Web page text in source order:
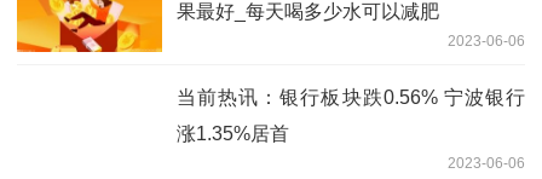
果最好_每天喝多少水可以减肥
2023-06-06
当前热讯：银行板块跌0.56% 宁波银行
涨1.35%居首
2023-06-06